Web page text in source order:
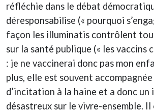
réfléchie dans le débat
déresponsabilise (« pourquoi
façon les illuminatis contrôlent
sur la santé publique (« les vaccins
: je ne vaccinerai donc pas mon
plus, elle est souvent
d’incitation à la haine et a donc un
désastreux sur le vivre-ensemble. Il